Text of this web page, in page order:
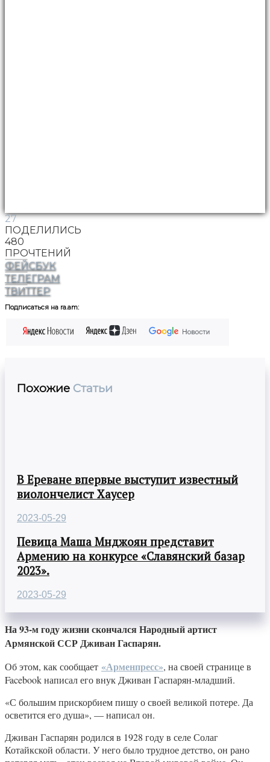
27
ПОДЕЛИЛИСЬ
480
ПРОЧТЕНИЙ
ФЕЙСБУК
ТЕЛЕГРАМ
ТВИТТЕР
Подписаться на ra.am:
Похожие Статьи
В Ереване впервые выступит известный
виолончелист Хаусер
2023-05-29
Певица Маша Мнджоян представит
Армению на конкурсе «Славянский базар
2023».
2023-05-29
На 93-м году жизни скончался Народный артист
Армянской ССР Дживан Гаспарян.
Об этом, как сообщает «Арменпресс», на своей странице в
Facebook написал его внук Дживан Гаспарян-младший.
«С большим прискорбием пишу о своей великой потере. Да
осветится его душа», — написал он.
Дживан Гаспарян родился в 1928 году в селе Солаг
Котайкской области. У него было трудное детство, он рано